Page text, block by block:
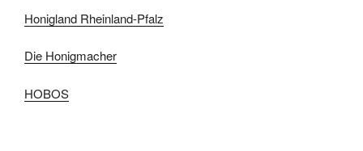
Honigland Rheinland-Pfalz
Die Honigmacher
HOBOS